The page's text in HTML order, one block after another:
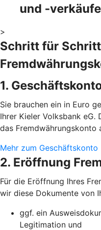
und -verkäufe
>
Schritt für
1.
Sie brauchen ein in Euro
Ihrer Kieler Volksbank eG.
das Fremdwährungskonto
Mehr zum Geschäftskonto
2. Eröffnung
Für die Eröffnung Ihres
wir diese Dokumente von
ggf. ein
Legitimation und